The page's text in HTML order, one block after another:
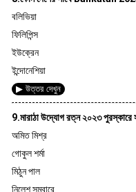
বলিভিয়া
ফিলিপিন্স
ইউক্রেন
ইন্দোনেশিয়া
▶ উত্তর দেখুন
9.মারাঠা উদ্যোগ রত্ন ২০২৩ পুরস্কারে
অমিত মিশ্র
গোকুল শর্মা
মিঠুন পাল
নিলেশ সম্বারে